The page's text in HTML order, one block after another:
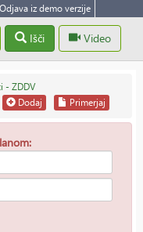
Odjava iz demo verzije
Išči Video
- ZDDV
Primerjaj
Dodaj